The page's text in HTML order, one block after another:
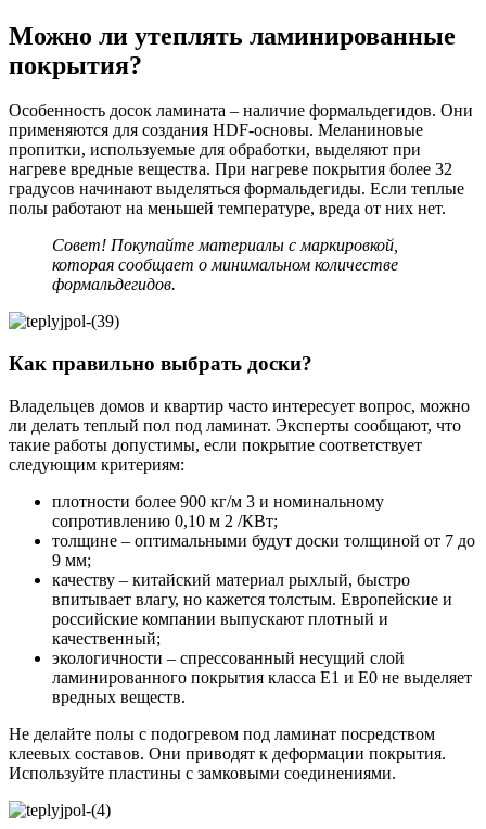
Можно ли утеплять ламинированные
покрытия?
Особенность досок ламината – наличие формальдегидов. Они
применяются для создания HDF-основы. Меланиновые
пропитки, используемые для обработки, выделяют при
нагреве вредные вещества. При нагреве покрытия более 32
градусов начинают выделяться формальдегиды. Если теплые
полы работают на меньшей температуре, вреда от них нет.
Совет! Покупайте материалы с маркировкой,
которая сообщает о минимальном количестве
формальдегидов.
Как правильно выбрать доски?
Владельцев домов и квартир часто интересует вопрос, можно
ли делать теплый пол под ламинат. Эксперты сообщают, что
такие работы допустимы, если покрытие соответствует
следующим критериям:
плотности более 900 кг/м 3 и номинальному
сопротивлению 0,10 м 2 /КВт;
толщине – оптимальными будут доски толщиной от 7 до
9 мм;
качеству – китайский материал рыхлый, быстро
впитывает влагу, но кажется толстым. Европейские и
российские компании выпускают плотный и
качественный;
экологичности – спрессованный несущий слой
ламинированного покрытия класса Е1 и Е0 не выделяет
вредных веществ.
Не делайте полы с подогревом под ламинат посредством
клеевых составов. Они приводят к деформации покрытия.
Используйте пластины с замковыми соединениями.